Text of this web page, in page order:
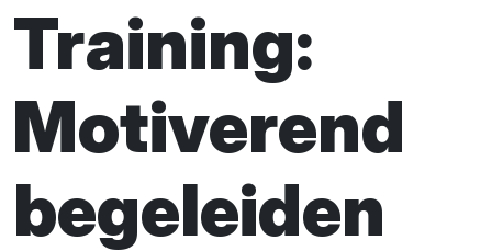
Training:
Motiverend
begeleiden